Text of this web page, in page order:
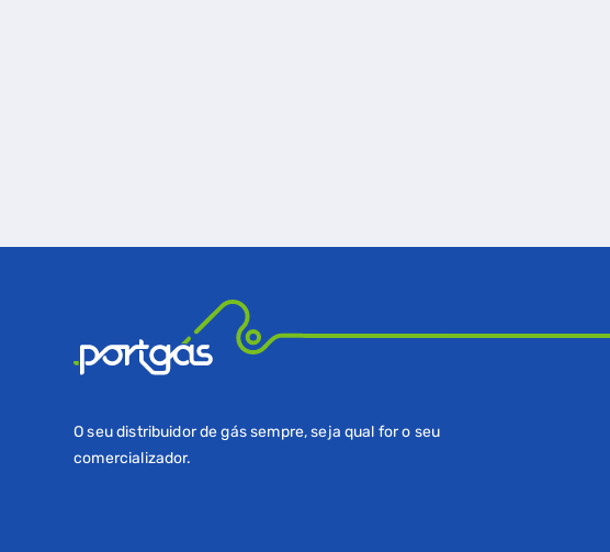
O seu distribuidor de gás sempre, seja qual for o seu
comercializador.